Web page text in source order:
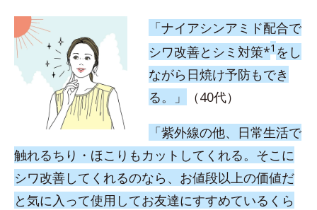
「ナイアシンアミド配合で
シワ改善とシミ対策*1をし
ながら日焼け予防もでき
る。」
（40代）
「紫外線の他、日常生活で
触れるちり・ほこりもカットしてくれる。そこに
シワ改善してくれるのなら、お値段以上の価値だ
と気に入って使用してお友達にすすめているくら